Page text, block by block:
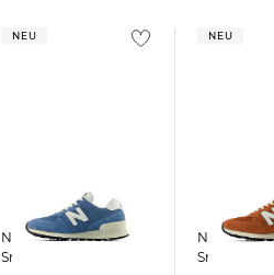
NEU
New Balance |
Sneaker 574
NEU
New
Sneaker